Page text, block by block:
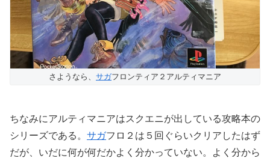
さようなら、 サガフロンティア２アルティマニア
ちなみにアルティマニアはスクエニが出している攻略本の
シリーズである。 サガフロ２は５回ぐらいクリアしたはず
だが、いだに何が何だかよく分かっていない。よく分から